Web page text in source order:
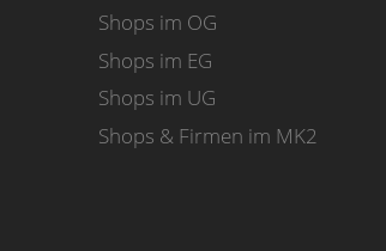
Shops im OG
Shops im EG
Shops im UG
Shops & Firmen im MK2